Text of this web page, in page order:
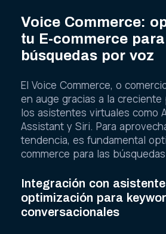
Voice Commerce:
tu E-commerce
búsquedas por voz
El Voice Commerce, o
en auge gracias a la
los asistentes virtuales como
Assistant y Siri. Para
tendencia, es fundamental
commerce para las
Integración con
optimización para
conversacionales